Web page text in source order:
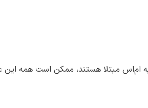
مبتلا هستند، ممکن است همه این